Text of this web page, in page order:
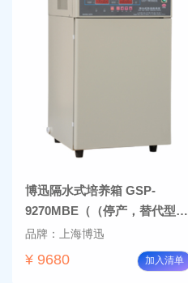
博迅隔水式培养箱 GSP-
9270MBE（（停产，替代型号
BG-270)）
品牌：上海博迅
¥ 9680 加入清单